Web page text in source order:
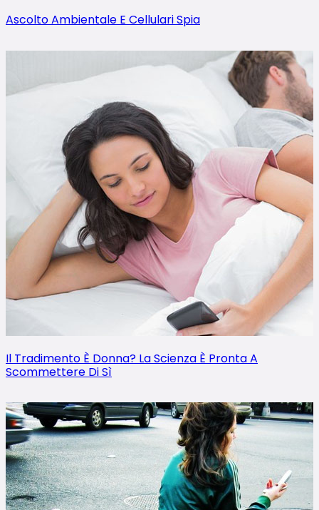
Ascolto Ambientale E Cellulari Spia
Il Tradimento È Donna? La Scienza È Pronta A
Scommettere Di Sì